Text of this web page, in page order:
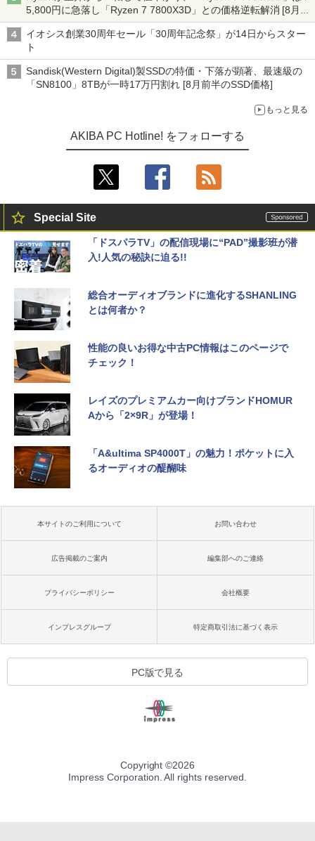
5,800円に急落し「Ryzen 7 7800X3D」との価格逆転解消 [8月前
半のCPU価格]
イオシス創業30周年セール「30周年記念祭」が14日からスター
ト
Sandisk(Western Digital)製SSDの特価・下落が顕著、最速級の
「SN8100」8TBが一時17万円割れ [8月前半のSSD価格]
もっと見る
AKIBA PC Hotline! をフォローする
Special Site
「ドスパラTV」の配信現場に“PAD”撮影班が潜
入!人気の秘訣に迫る!!
総合オーディオブランドに進化するSHANLING
とは何者か？
性能の良いお得な中古PC情報はこのページで
チェック！
レイズのプレミアムカー向けブランドHOMUR
Aから「2×9R」が登場！
「A&ultima SP4000T」の魅力！ポケットに入
るオーディオの醍醐味
本サイトのご利用について お問い合わせ
広告掲載のご案内 編集部へのご連絡
プライバシーポリシー 会社概要
インプレスグループ 特定商取引法に基づく表示
PC版で見る
Copyright ©2026
Impress Corporation. All rights reserved.